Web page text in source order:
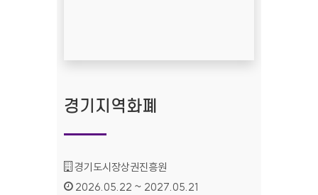
경기지역화폐
기관명 :
경기도시장상권진흥원
인증기간 :
2026.05.22 ~ 2027.05.21